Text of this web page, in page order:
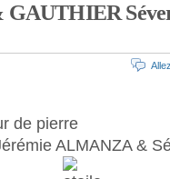
de pierre
ALMANZA &